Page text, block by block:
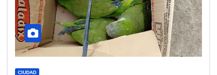
CIUDAD